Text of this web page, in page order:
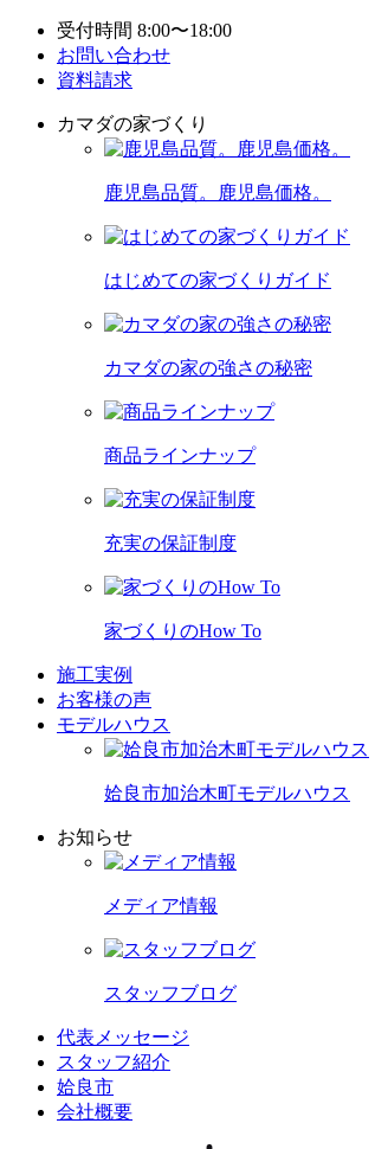
受付時間 8:00〜18:00
お問い合わせ
資料請求
カマダの家づくり
鹿児島品質。鹿児島価格。
はじめての家づくりガイド
カマダの家の強さの秘密
商品ラインナップ
充実の保証制度
家づくりのHow To
施工実例
お客様の声
モデルハウス
姶良市加治木町モデルハウス
お知らせ
メディア情報
スタッフブログ
代表メッセージ
スタッフ紹介
姶良市
会社概要